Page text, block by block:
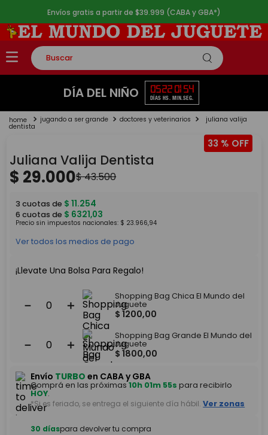
Envíos gratis a partir de $39.999 (CABA y GBA*)
Buscar
TÉRMINOS MÁS BUSCADOS
2.
lego
4.
monopatin
5. toy story
DÍA DEL NIÑO 05
DÍAS
22
HS.
01
MIN.
54
SEG.
jugando a ser grande doctores y veterinarios juliana valija
dentista
33 %
Juliana Valija Dentista
$ 29.000$43.500
3 cuotas de $ 11.254
6 cuotas de $ 6321,03
Precio sin impuestos nacionales: $ 23.966,94
Ver todos los medios de pago
¡Llevate Una Bolsa Para Regalo!
＋
－
Shopping Bag Chica El Mundo del
Juguete
$ 1200,00
＋
－
Shopping Bag Grande El Mundo del
Juguete
$ 1800,00
Envío TURBO en CABA y GBA
Comprá en las próximas10h 01m 55s para recibirlo
HOY.
*Si es feriado, se entrega el siguiente día hábil. Ver zonas
30 díaspara devolver tu compra